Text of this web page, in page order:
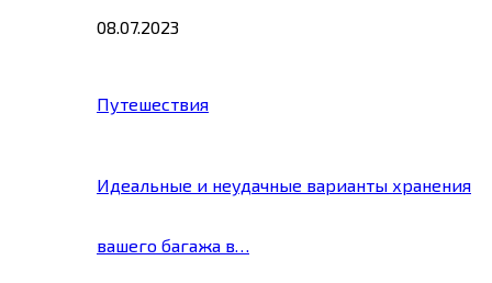
08.07.2023
Путешествия
Идеальные и неудачные варианты хранения
вашего багажа в…